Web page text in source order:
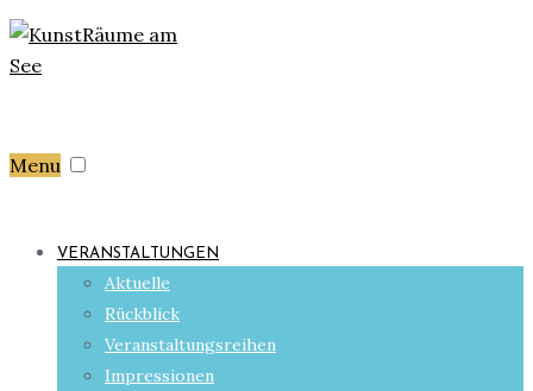
Menu
VERANSTALTUNGEN
Aktuelle
Rückblick
Veranstaltungsreihen
Impressionen